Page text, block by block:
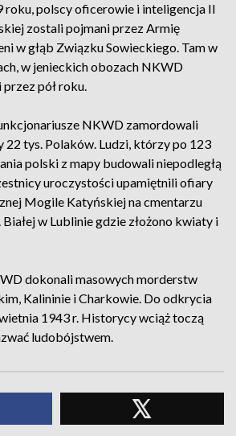
roku, polscy oficerowie i inteligencja II
zostali pojmani przez Armię
w głąb Związku Sowieckiego. Tam w
w jenieckich obozach NKWD
pół roku.
NKWD zamordowali
22 tys. Polaków. Ludzi, którzy po 123
polski z mapy budowali niepodległą
uroczystości upamiętnili ofiary
Mogile Katyńskiej na cmentarzu
w Lublinie gdzie złożono kwiaty i
dokonali masowych morderstw
Kalininie i Charkowie. Do odkrycia
1943 r. Historycy wciąż toczą
ludobójstwem.